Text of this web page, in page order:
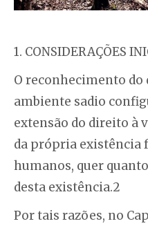
1. CONSIDERAÇÕES
O reconhecimento
ambiente sadio
extensão do direito à
da própria existência
humanos, quer
desta existência.2
Por tais razões, no